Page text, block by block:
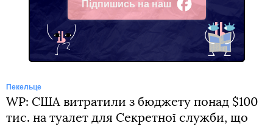
Підпишись на наш
Facebook
Пекельце
WP: США витратили з бюджету понад $100
тис. на туалет для Секретної служби, що